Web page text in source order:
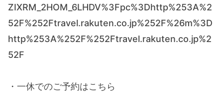
ZIXRM_2HOM_6LHDV%3Fpc%3Dhttp%253A%2
52F%252Ftravel.rakuten.co.jp%252F%26m%3D
http%253A%252F%252Ftravel.rakuten.co.jp%2
52F
・一休でのご予約はこちら